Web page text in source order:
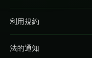
利用規約
法的通知